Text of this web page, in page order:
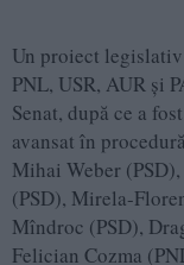
Un proiect
PNL, USR, AUR și
Senat, după ce a
avansat în
Mihai Weber
(PSD), Mirela-
Mîndroc (PSD),
Felician Cozma